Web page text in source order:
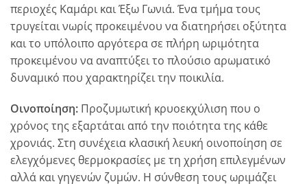
περιοχές Καμάρι και Έξω Γωνιά. Ένα τμήμα τους
τρυγείται νωρίς προκειμένου να διατηρήσει οξύτητα
και το υπόλοιπο αργότερα σε πλήρη ωριμότητα
προκειμένου να αναπτύξει το πλούσιο αρωματικό
δυναμικό που χαρακτηρίζει την ποικιλία.
Οινοποίηση: Προζυμωτική κρυοεκχύλιση που ο
χρόνος της εξαρτάται από την ποιότητα της κάθε
χρονιάς. Στη συνέχεια κλασική λευκή οινοποίηση σε
ελεγχόμενες θερμοκρασίες με τη χρήση επιλεγμένων
αλλά και γηγενών ζυμών. Η σύνθεση τους ωριμάζει